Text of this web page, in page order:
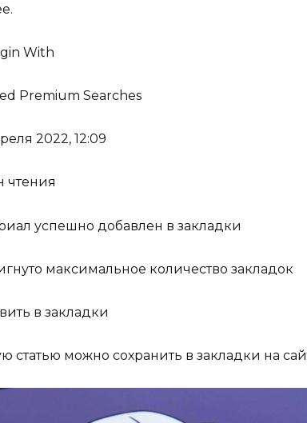
With
Premium Searches
2022, 12:09
чтения
успешно добавлен в закладки
максимальное количество закладок
в закладки
статью можно сохранить в закладки на